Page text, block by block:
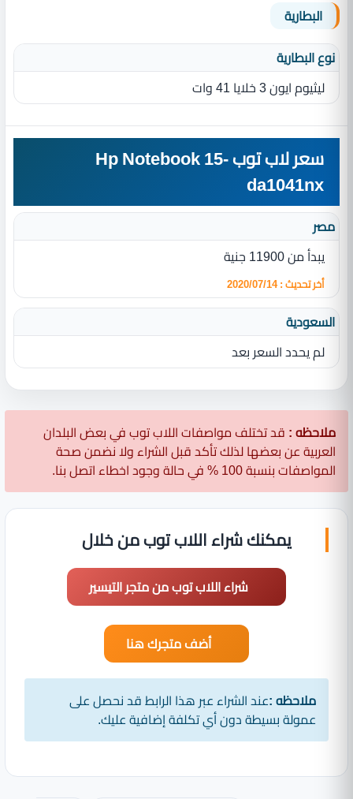
البطارية
نوع البطارية‏
ليثيوم ايون 3 خلايا 41 وات
سعر لاب توب Hp Notebook 15-
da1041nx
مصر
يبدأ من 11900 جنية
أخر تحديث : 2020/07/14
السعودية
لم يحدد السعر بعد
ملاحظه : قد تختلف مواصفات اللاب توب في بعض البلدان
العربية عن بعضها لذلك تأكد قبل الشراء ولا نضمن صحة
المواصفات بنسبة 100 % في حالة وجود اخطاء اتصل بنا.
يمكنك شراء اللاب توب من خلال
شراء اللاب توب من متجر التيسير
أضف متجرك هنا
ملاحظه :عند الشراء عبر هذا الرابط قد نحصل على
عمولة بسيطة دون أي تكلفة إضافية عليك.